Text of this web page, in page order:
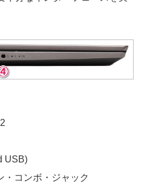
USB)
コンボ・ジャック